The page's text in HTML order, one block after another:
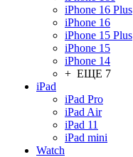
iPhone 16 Plus
iPhone 16
iPhone 15 Plus
iPhone 15
iPhone 14
+ ЕЩЕ 7
iPad
iPad Pro
iPad Air
iPad 11
iPad mini
Watch